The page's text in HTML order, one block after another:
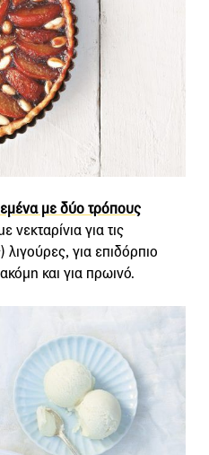
με δύο τρόπους
νεκταρίνια για τις
για επιδόρπιο
και για πρωινό.